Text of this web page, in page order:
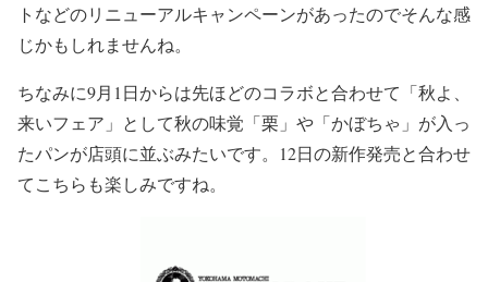
トなどのリニューアルキャンペーンがあったのでそんな感
じかもしれませんね。
ちなみに9月1日からは先ほどのコラボと合わせて「秋よ、
来いフェア」として秋の味覚「栗」や「かぼちゃ」が入っ
たパンが店頭に並ぶみたいです。12日の新作発売と合わせ
てこちらも楽しみですね。